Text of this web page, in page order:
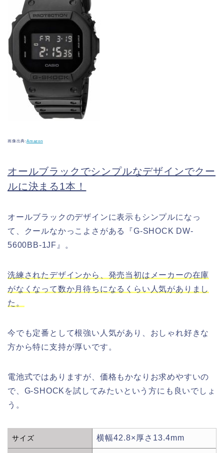
画像出典:Amazon
オールブラックでシンプルなデザインでクー
ルに決まる1本！
オールブラックのデザインに表示もシンプルになっ
て、クールなかっこよさがある『G-SHOCK DW-
5600BB-1JF』。
洗練されたデザインから、発売当初はメーカーの在庫
がなくなって数か月待ちになるくらい人気がありまし
た。
今でも定番として根強い人気があり、おしゃれ好きな
方から特に支持が厚いです。
電池式ではありますが、価格もかなりお求めやすいの
で、G-SHOCKを試してみたいという方にも良いでしょ
う。
サイズ 横幅42.8×厚さ13.4mm